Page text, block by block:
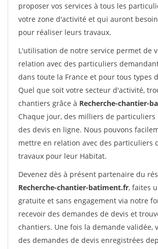
proposer vos services à tous les
votre zone d'activité et qui auront
pour réaliser leurs travaux.
L'utilisation de notre service permet de
relation avec des particuliers
dans toute la France et pour tous types
Quel que soit votre secteur d'activité,
chantiers grâce à Recherche-chantier-
Chaque jour, des milliers de
des devis en ligne. Nous pouvons
mettre en relation avec des particuliers
travaux pour leur Habitat.
Devenez dès à présent partenaire du
Recherche-chantier-batiment.fr, faites
gratuite et sans engagement via notre
recevoir des demandes de devis et
chantiers. Une fois la demande validée,
des demandes de devis enregistrées